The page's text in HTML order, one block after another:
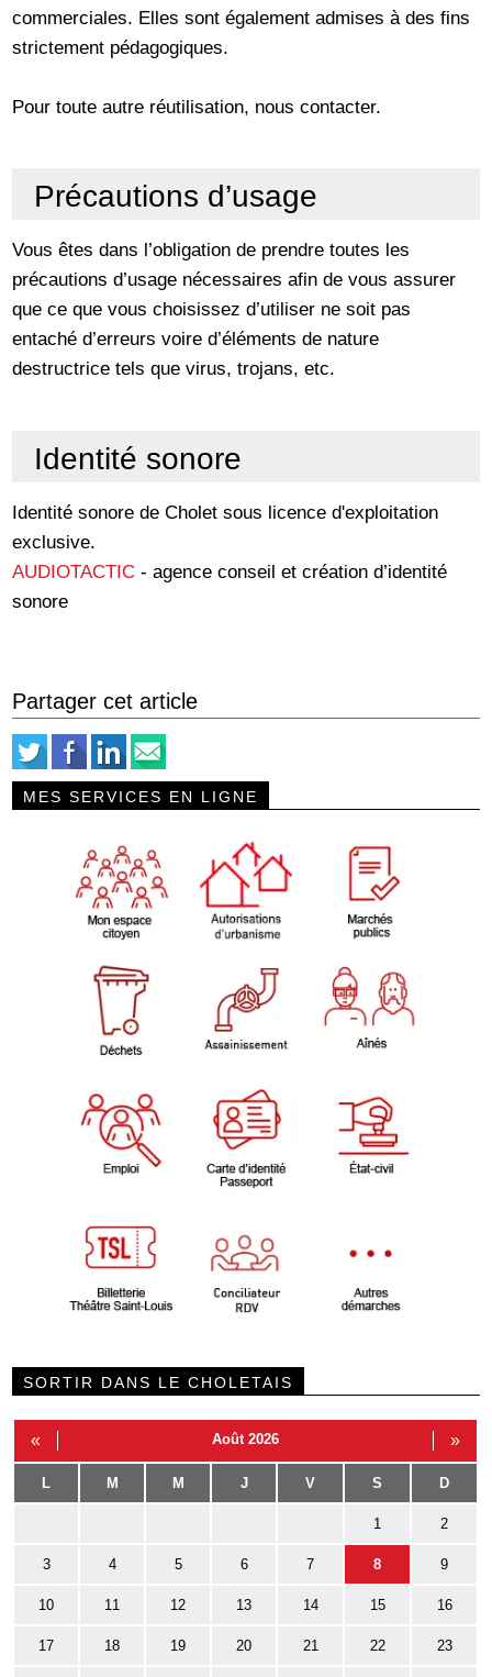
commerciales. Elles sont également admises à des fins
strictement pédagogiques.
Pour toute autre réutilisation, nous contacter.
Précautions d’usage
Vous êtes dans l’obligation de prendre toutes les
précautions d’usage nécessaires afin de vous assurer
que ce que vous choisissez d’utiliser ne soit pas
entaché d’erreurs voire d’éléments de nature
destructrice tels que virus, trojans, etc.
Identité sonore
Identité sonore de Cholet sous licence d'exploitation
exclusive.
AUDIOTACTIC - agence conseil et création d’identité
sonore
Partager cet article
MES SERVICES EN LIGNE
SORTIR DANS LE CHOLETAIS
« Août 2026 »
L M M J V S D
1 2
3 4 5 6 7 8 9
10 11 12 13 14 15 16
17 18 19 20 21 22 23